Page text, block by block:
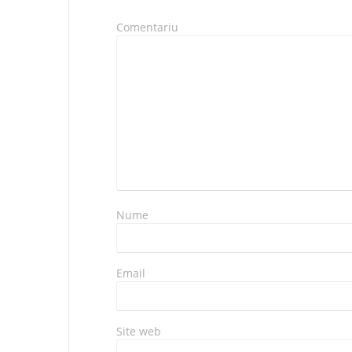
Comentariu
Nume
Email
Site web